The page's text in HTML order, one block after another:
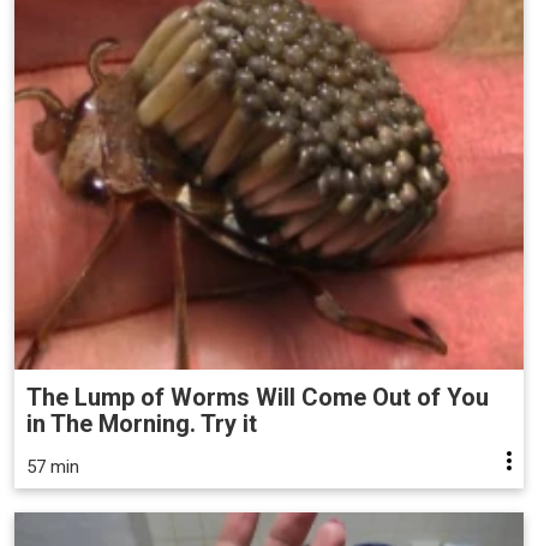
The Lump of Worms Will Come Out of You
in The Morning. Try it
57 min